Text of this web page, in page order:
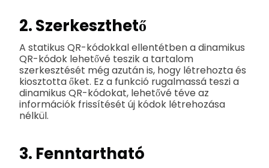
2. Szerkeszthető
A statikus QR-kódokkal ellentétben a dinamikus
QR-kódok lehetővé teszik a tartalom
szerkesztését még azután is, hogy létrehozta és
kiosztotta őket. Ez a funkció rugalmassá teszi a
dinamikus QR-kódokat, lehetővé téve az
információk frissítését új kódok létrehozása
nélkül.
3. Fenntartható